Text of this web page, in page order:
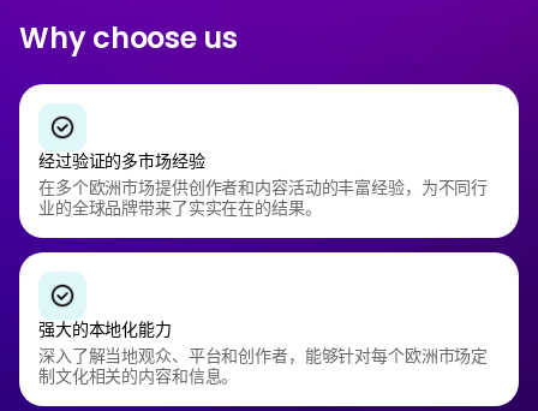
Why choose us
经过验证的多市场经验
在多个欧洲市场提供创作者和内容活动的丰富经验，为不同行
业的全球品牌带来了实实在在的结果。
强大的本地化能力
深入了解当地观众、平台和创作者，能够针对每个欧洲市场定
制文化相关的内容和信息。